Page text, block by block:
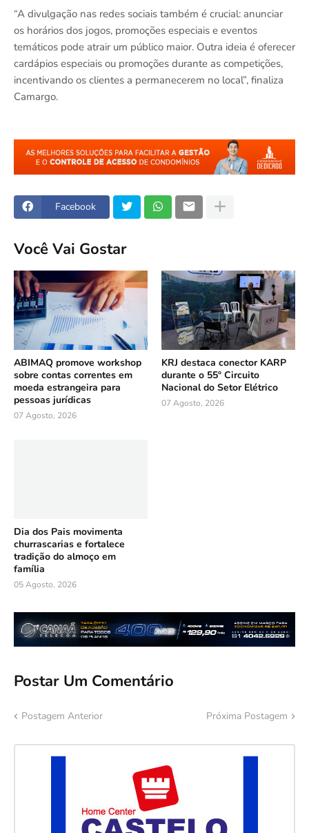
“A divulgação nas redes sociais também é crucial: anunciar
os horários dos jogos, promoções especiais e eventos
temáticos pode atrair um público maior. Outra ideia é oferecer
cardápios especiais ou promoções durante as competições,
incentivando os clientes a permanecerem no local”, finaliza
Camargo.
Facebook
Você Vai Gostar
ABIMAQ promove workshop
sobre contas correntes em
moeda estrangeira para
pessoas jurídicas
07 Agosto, 2026
KRJ destaca conector KARP
durante o 55º Circuito
Nacional do Setor Elétrico
07 Agosto, 2026
Dia dos Pais movimenta
churrascarias e fortalece
tradição do almoço em
família
05 Agosto, 2026
Postar Um Comentário
Postagem Anterior Próxima Postagem